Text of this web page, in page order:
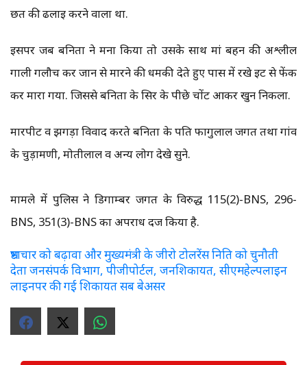
छत की ढलाई करने वाला था.
इसपर जब बनिता ने मना किया तो उसके साथ मां बहन की अश्लील
गाली गलौच कर जान से मारने की धमकी देते हुए पास में रखे ईट से फेंक
कर मारा गया. जिससे बनिता के सिर के पीछे चोंट आकर खुन निकला.
मारपीट व झगड़ा विवाद करते बनिता के पति फागुलाल जगत तथा गांव
के चुड़ामणी, मोतीलाल व अन्य लोग देखे सुने.
मामले में पुलिस ने डिगाम्बर जगत के विरुद्ध 115(2)-BNS, 296-
BNS, 351(3)-BNS का अपराध दर्ज किया है.
भ्रष्टाचार को बढ़ावा और मुख्यमंत्री के जीरो टोलरेंस निति को चुनौती
देता जनसंपर्क विभाग, पीजीपोर्टल, जनशिकायत, सीएमहेल्पलाइन
लाइनपर की गई शिकायत सब बेअसर